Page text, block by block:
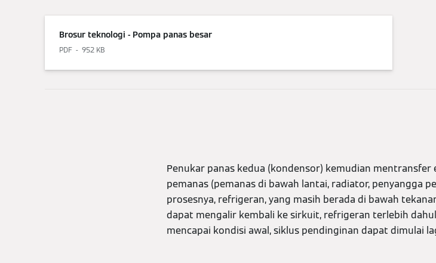
Brosur teknologi - Pompa panas besar
PDF 952 KB
Penukar panas kedua (kondensor) kemudian
pemanas (pemanas di bawah lantai, radiator, penyangga
prosesnya, refrigeran, yang masih berada di bawah
dapat mengalir kembali ke sirkuit, refrigeran terlebih
mencapai kondisi awal, siklus pendinginan dapat dimulai